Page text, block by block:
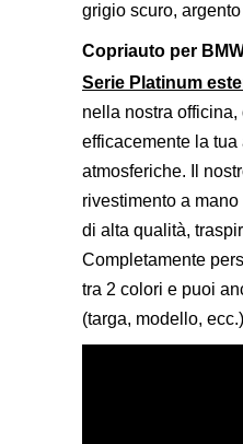
grigio scuro,
Copriauto per
Serie Platinum
nella nostra
efficacemente la
atmosferiche. Il
rivestimento a
di alta qualità,
Completamente
tra 2 colori e puoi
(targa, modello,